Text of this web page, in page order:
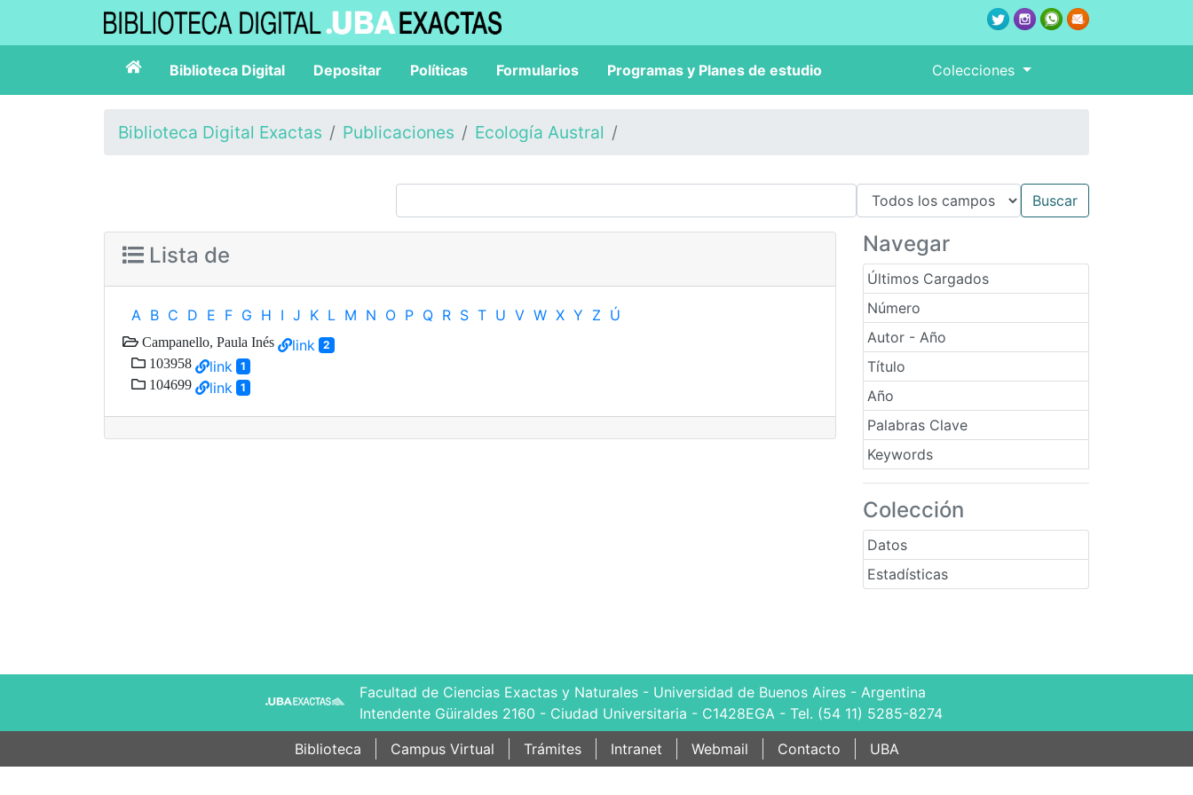
Biblioteca Digital Depositar Políticas Formularios Programas y Planes de estudio Colecciones
Biblioteca Digital Exactas Publicaciones Ecología Austral
Navegar
Últimos Cargados
Número
Autor - Año
Título
Año
Palabras Clave
Keywords
Colección
Datos
Estadísticas
Lista de
A B C D E F G H I J K L M N O P Q R S T U V W X Y Z Ú
Campanello, Paula Inés link 2
103958 link 1
104699 link 1
Facultad de Ciencias Exactas y Naturales - Universidad de Buenos Aires - Argentina
Intendente Güiraldes 2160 - Ciudad Universitaria - C1428EGA - Tel. (54 11) 5285-8274
Biblioteca
Campus Virtual Trámites Intranet Webmail Contacto UBA